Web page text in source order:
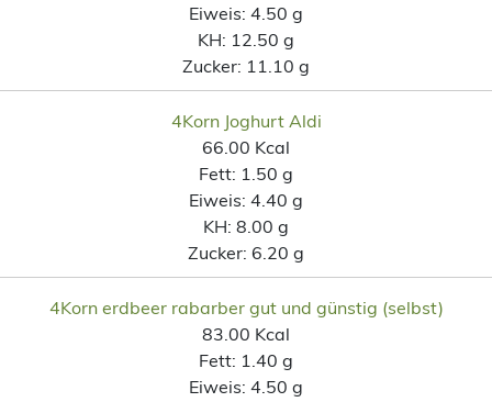
Eiweis: 4.50 g
KH: 12.50 g
Zucker: 11.10 g
4Korn Joghurt Aldi
66.00 Kcal
Fett: 1.50 g
Eiweis: 4.40 g
KH: 8.00 g
Zucker: 6.20 g
4Korn erdbeer rabarber gut und günstig (selbst)
83.00 Kcal
Fett: 1.40 g
Eiweis: 4.50 g